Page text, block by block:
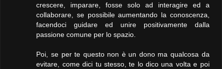
crescere, imparare, fosse solo ad interagire ed a
collaborare, se possibile aumentando la conoscenza,
facendoci guidare ed unire positivamente dalla
passione comune per lo spazio.
Poi, se per te questo non è un dono ma qualcosa da
evitare, come dici tu stesso, te lo dico una volta e poi